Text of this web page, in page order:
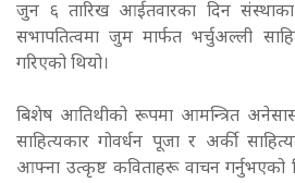
जुन ६ तारिख आईतवारका दिन संस्थाका
सभापतित्वमा जुम मार्फत भर्चुअल्ली
गरिएको थियो।
बिशेष आतिथीको रूपमा आमन्त्रित
साहित्यकार गोवर्धन पूजा र अर्की
आफ्ना उत्कृष्ट कविताहरू वाचन गर्नुभएको